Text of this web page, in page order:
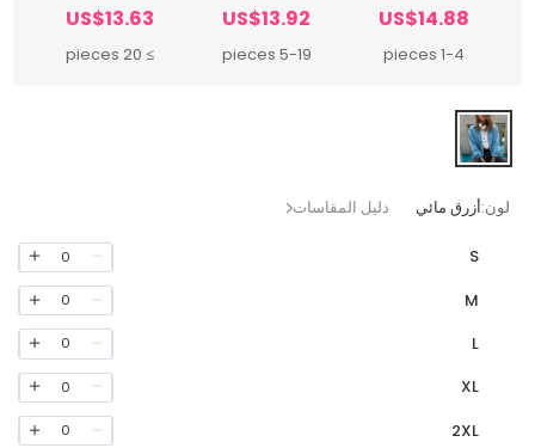
US$14.88
1-4 pieces
US$13.92
5-19 pieces
US$13.63
≥ 20 pieces
لون:أزرق مائي دليل المقاسات
S
0
M
0
L
0
XL
0
2XL
0